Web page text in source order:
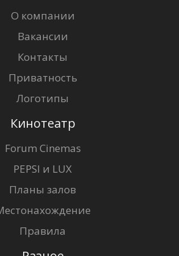
О компании
Вакансии
Контакты
Приватность
Логотипы
Кинотеатр
Forum Cinemas
PEPSI и LUX
Планы залов
Правила